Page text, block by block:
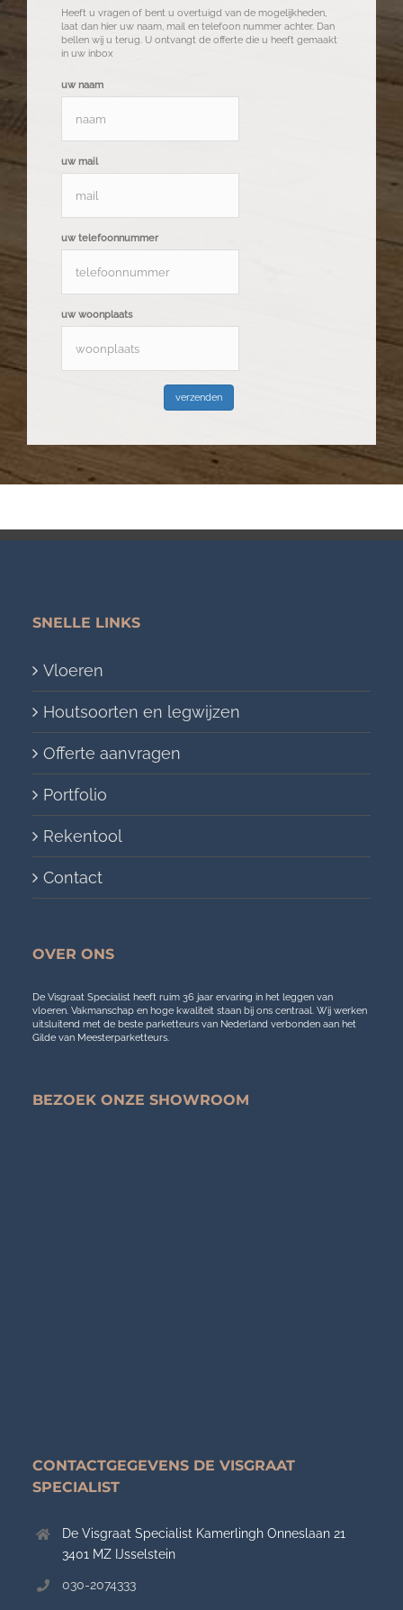
Heeft u vragen of bent u overtuigd van de mogelijkheden,
laat dan hier uw naam, mail en telefoon nummer achter. Dan
bellen wij u terug. U ontvangt de offerte die u heeft gemaakt
in uw inbox
uw naam
uw mail
uw telefoonnummer
uw woonplaats
verzenden
SNELLE LINKS
Vloeren
Houtsoorten en legwijzen
Offerte aanvragen
Portfolio
Rekentool
Contact
OVER ONS
De Visgraat Specialist heeft ruim 36 jaar ervaring in het leggen van
vloeren. Vakmanschap en hoge kwaliteit staan bij ons centraal. Wij werken
uitsluitend met de beste parketteurs van Nederland verbonden aan het
Gilde van Meesterparketteurs.
BEZOEK ONZE SHOWROOM
CONTACTGEGEVENS DE VISGRAAT
SPECIALIST
De Visgraat Specialist Kamerlingh Onneslaan 21
3401 MZ IJsselstein
030-2074333